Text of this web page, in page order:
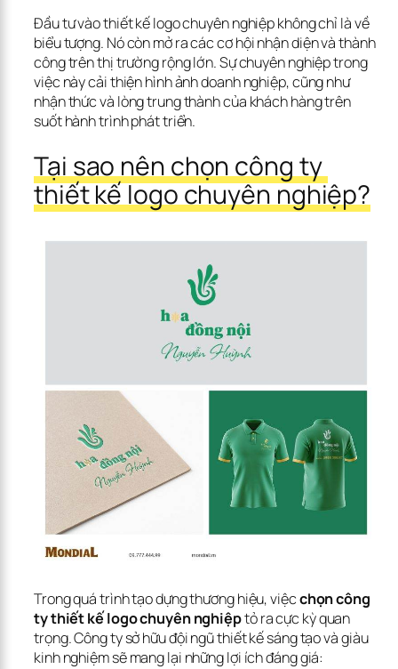
Đầu tư vào thiết kế logo chuyên nghiệp không chỉ là về
biểu tượng. Nó còn mở ra các cơ hội nhận diện và thành
công trên thị trường rộng lớn. Sự chuyên nghiệp trong
việc này cải thiện hình ảnh doanh nghiệp, cũng như
nhận thức và lòng trung thành của khách hàng trên
suốt hành trình phát triển.
Tại sao nên chọn công ty
thiết kế logo chuyên nghiệp?
Trong quá trình tạo dựng thương hiệu, việc chọn công
ty thiết kế logo chuyên nghiệp tỏ ra cực kỳ quan
trọng. Công ty sở hữu đội ngũ thiết kế sáng tạo và giàu
kinh nghiệm sẽ mang lại những lợi ích đáng giá: